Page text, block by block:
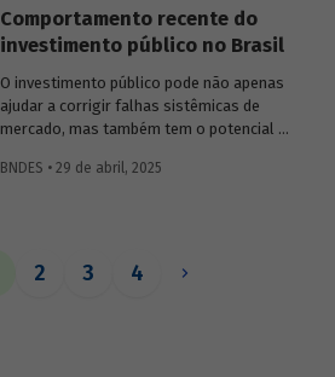
Comportamento recente do
investimento público no Brasil
O investimento público pode não apenas
ajudar a corrigir falhas sistêmicas de
mercado, mas também tem o potencial de
economia, com efeitos multiplicadores e
do investi­mento público no Brasil nos
BNDES • 29 de abril, 2025
2 3 4